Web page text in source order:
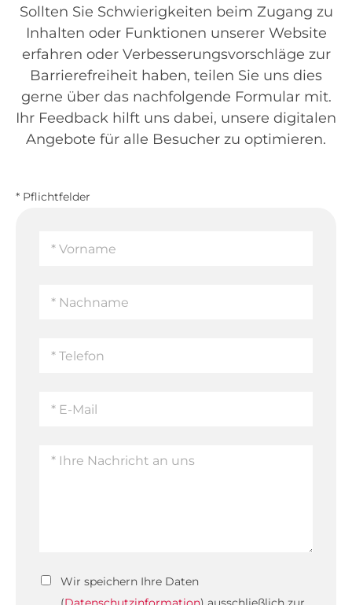
Sollten Sie Schwierigkeiten beim Zugang zu
Inhalten oder Funktionen unserer Website
erfahren oder Verbesserungsvorschläge zur
Barrierefreiheit haben, teilen Sie uns dies
gerne über das nachfolgende Formular mit.
Ihr Feedback hilft uns dabei, unsere digitalen
Angebote für alle Besucher zu optimieren.
* Pflichtfelder
Wir speichern Ihre Daten